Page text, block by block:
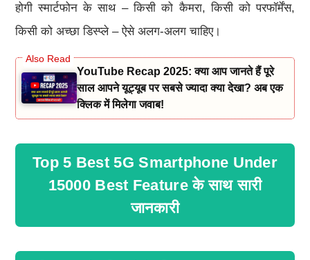
होगी स्मार्टफोन के साथ – किसी को कैमरा, किसी को परफॉर्मेंस,
किसी को अच्छा डिस्प्ले – ऐसे अलग-अलग चाहिए।
YouTube Recap 2025: क्या आप जानते हैं पूरे
साल आपने यूट्यूब पर सबसे ज्यादा क्या देखा? अब एक
क्लिक में मिलेगा जवाब!
Top 5 Best 5G Smartphone Under
15000 Best Feature के साथ सारी
जानकारी